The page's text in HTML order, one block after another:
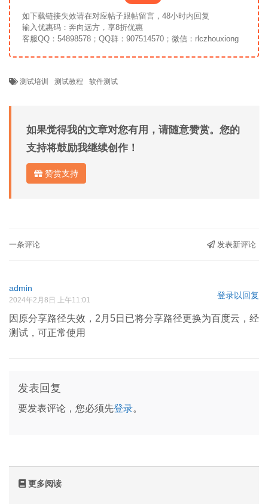
如下载链接失效请在对应帖子跟帖留言，48小时内回复
输入优惠码：奔向远方，享8折优惠
客服QQ：54898578；QQ群：907514570；微信：rlczhouxiong
测试培训 测试教程 软件测试
如果觉得我的文章对您有用，请随意赞赏。您的
支持将鼓励我继续创作！
赞赏支持
一条评论 发表新评论
admin
2024年2月8日 上午11:01 登录以回复
因原分享路径失效，2月5日已将分享路径更换为百度云，经
测试，可正常使用
发表回复
要发表评论，您必须先登录。
更多阅读